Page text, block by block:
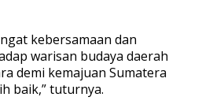
kebersamaan dan
warisan budaya daerah
demi kemajuan Sumatera
baik,” tuturnya.